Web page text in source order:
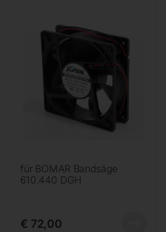
für BOMAR Bandsäge
610.440 DGH
€ 72,00